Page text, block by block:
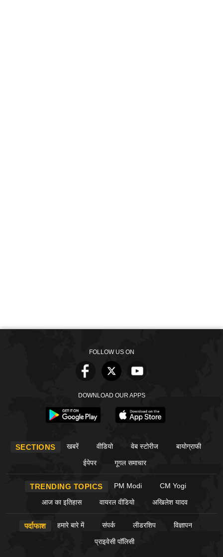
FOLLOW US ON
DOWNLOAD OUR APPS
SECTIONS खबरें वीडियो वेब स्टोरीज बायोग्राफी
ईपेपर गूगल समाचार
TRENDING TOPICS PM Modi CM Yogi
आज का इतिहास वायरल वीडियो अखिलेश यादव
पर्दाफाश हमारे बारे में संपर्क लीडरशिप विज्ञापन
प्राइवेसी पॉलिसी